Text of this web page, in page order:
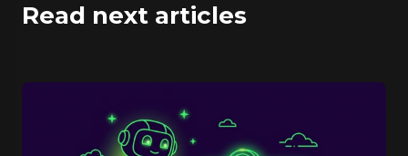
Read next articles